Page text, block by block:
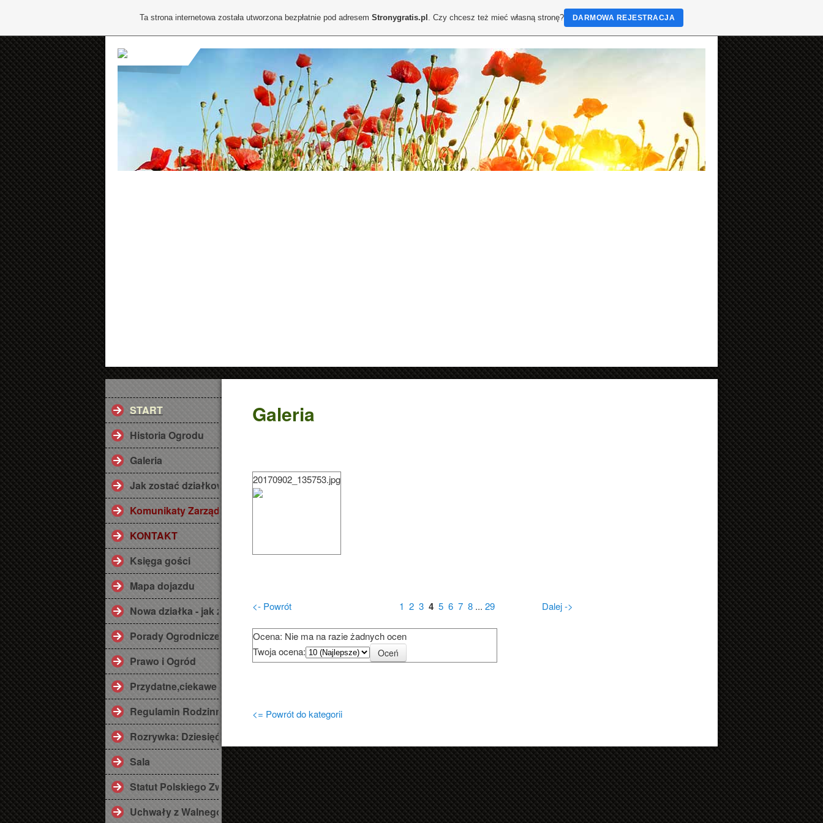
START
Historia Ogrodu
Galeria
Jak zostać działkowcem ? Przydatne informacje.
Komunikaty Zarządu
KONTAKT
Księga gości
Mapa dojazdu
Nowa działka - jak zaplanować?
Porady Ogrodnicze
Prawo i Ogród
Przydatne,ciekawe linki ;)
Regulamin Rodzinnego Ogrodu Działkowego
Rozrywka: Dziesięć przykazań ogrodnika działkowca
Sala
Statut Polskiego Związku Działkowców
Uchwały z Walnego Zebrania 2013r.
Galeria
20170902_135753.jpg
<- Powrót 1 2 3 4 5 6 7 8 ... 29 Dalej ->
Ocena: Nie ma na razie żadnych ocen
Twoja ocena:
<= Powrót do kategorii
Ta strona internetowa została utworzona bezpłatnie pod adresem Stronygratis.pl . Czy chcesz też mieć własną stronę? DARMOWA REJESTRACJA